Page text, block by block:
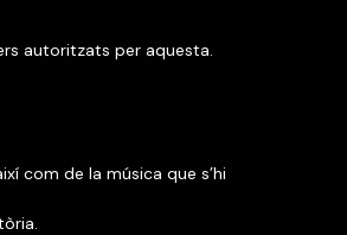
autoritzats per aquesta.
com de la música que s’hi